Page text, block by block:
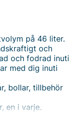
på 46 liter.
och
och fodrad inuti
med dig inuti
bollar, tillbehör
en i varje.
saker som